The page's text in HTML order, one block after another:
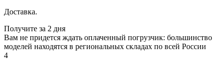
Доставка.
Получите за 2 дня
Вам не придется ждать оплаченный погрузчик: большинство
моделей находятся в региональных складах по всей России
4